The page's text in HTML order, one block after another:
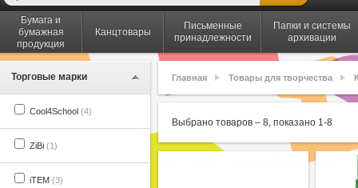
Бумага и
бумажная
продукция
Канцтовары
Письменные
принадлежности
Папки и системы
архивации
Торговые марки
Cool4School (4)
ZiBi (1)
iTEM (3)
Главная Товары для творчества
Выбрано товаров – 8, показано 1-8